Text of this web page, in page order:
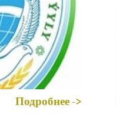
Подробнее ->